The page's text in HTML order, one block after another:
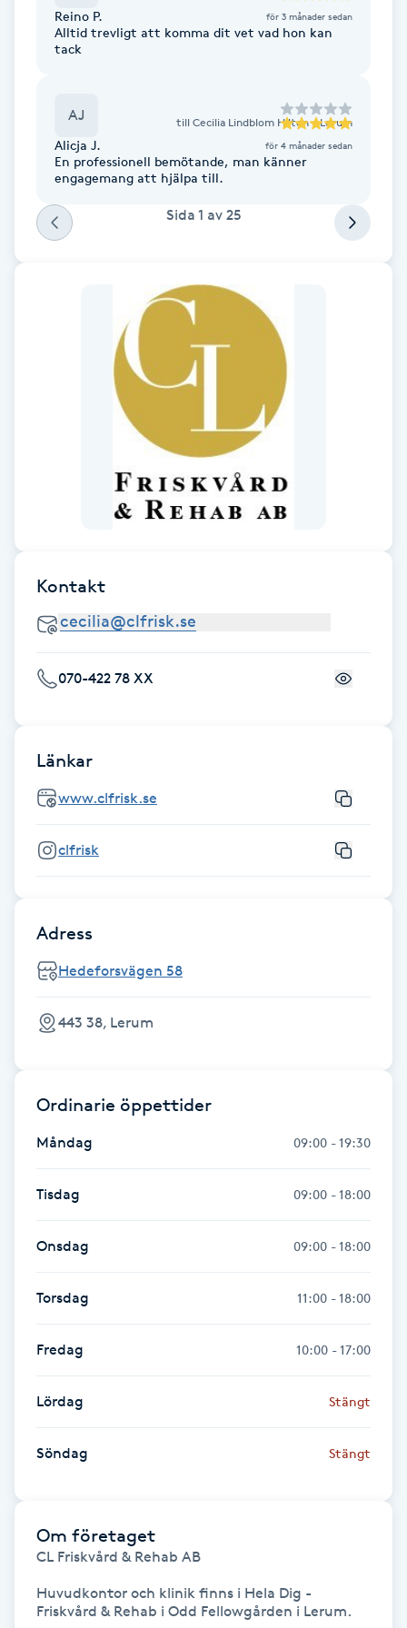
Fransk manikyr
Frekvensterapi
Friskvård
Friskvårdsmassage
Gelenaglar
Gellack med förstärkning
Gravidyoga
Gruppträning
Gua Sha-massage
Hatha Yoga
Headspa
Healing
Herrklippning
Hyperhidros
Hypnos
Reino P. för 3 månader sedan
Alltid trevligt att komma dit vet vad hon kan
tack
AJ till Cecilia Lindblom Hilton - Lerum
Alicja J. för 4 månader sedan
En professionell bemötande, man känner
engagemang att hjälpa till.
Sida 1 av 25
Kontakt
070-422 78 XX
Länkar
www.clfrisk.se
clfrisk
Adress
Hedeforsvägen 58
443 38, Lerum
Ordinarie öppettider
Måndag 09:00 - 19:30
Tisdag 09:00 - 18:00
Onsdag 09:00 - 18:00
Torsdag 11:00 - 18:00
Fredag 10:00 - 17:00
Lördag Stängt
Söndag Stängt
Om företaget
CL Friskvård & Rehab AB
Huvudkontor och klinik finns i Hela Dig -
Friskvård & Rehab i Odd Fellowgården i Lerum.